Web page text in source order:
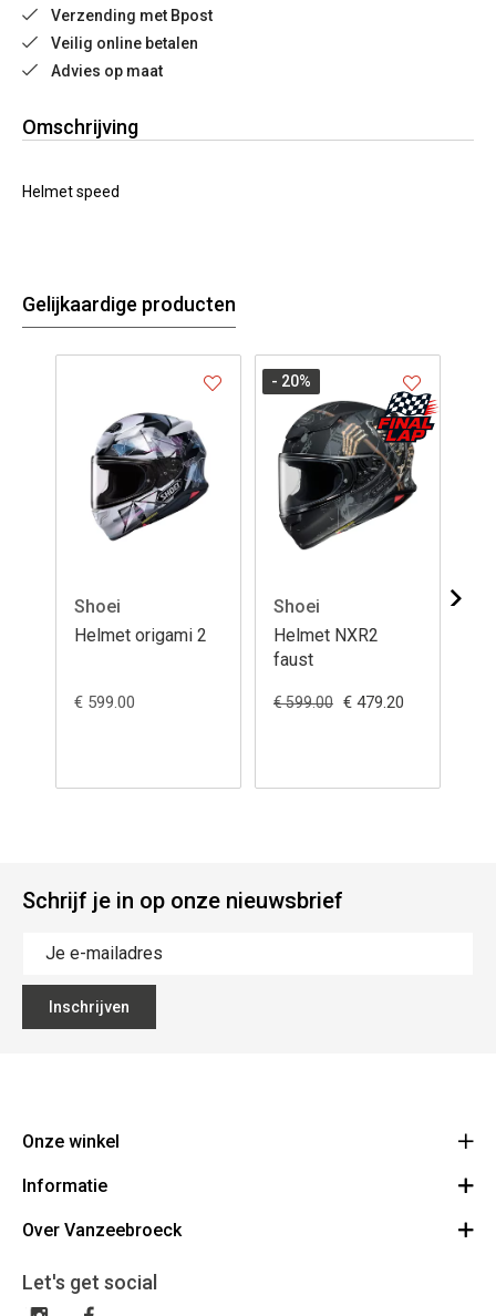
Verzending met Bpost
Veilig online betalen
Advies op maat
Omschrijving
Helmet speed
Gelijkaardige producten
Shoei
Helmet origami 2
€ 599.00
Shoei
Helmet NXR2
faust
€ 599.00 € 479.20
- 20%
Schrijf je in op onze nieuwsbrief
Inschrijven
Onze winkel
Vanzeebroeck Motors
1600 Sint-Pieters-Leeuw
023316022
BE0425198510
Informatie
Bestelling annuleren
Algemene voorwaarden
Over Vanzeebroeck
Cadeaubon
Verzenden & Retourneren
Let's get social